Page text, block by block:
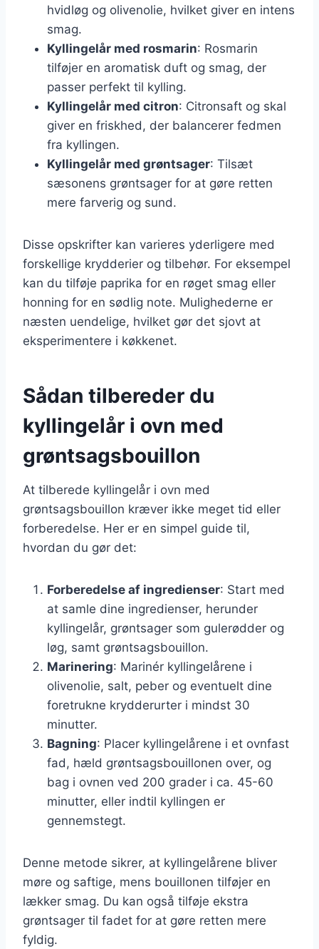
hvidløg og olivenolie, hvilket giver en intens
smag.
Kyllingelår med rosmarin: Rosmarin
tilføjer en aromatisk duft og smag, der
passer perfekt til kylling.
Kyllingelår med citron: Citronsaft og skal
giver en friskhed, der balancerer fedmen
fra kyllingen.
Kyllingelår med grøntsager: Tilsæt
sæsonens grøntsager for at gøre retten
mere farverig og sund.
Disse opskrifter kan varieres yderligere med
forskellige krydderier og tilbehør. For eksempel
kan du tilføje paprika for en røget smag eller
honning for en sødlig note. Mulighederne er
næsten uendelige, hvilket gør det sjovt at
eksperimentere i køkkenet.
Sådan tilbereder du
kyllingelår i ovn med
grøntsagsbouillon
At tilberede kyllingelår i ovn med
grøntsagsbouillon kræver ikke meget tid eller
forberedelse. Her er en simpel guide til,
hvordan du gør det:
Forberedelse af ingredienser: Start med
at samle dine ingredienser, herunder
kyllingelår, grøntsager som gulerødder og
løg, samt grøntsagsbouillon.
Marinering: Marinér kyllingelårene i
olivenolie, salt, peber og eventuelt dine
foretrukne krydderurter i mindst 30
minutter.
Bagning: Placer kyllingelårene i et ovnfast
fad, hæld grøntsagsbouillonen over, og
bag i ovnen ved 200 grader i ca. 45-60
minutter, eller indtil kyllingen er
gennemstegt.
Denne metode sikrer, at kyllingelårene bliver
møre og saftige, mens bouillonen tilføjer en
lækker smag. Du kan også tilføje ekstra
grøntsager til fadet for at gøre retten mere
fyldig.